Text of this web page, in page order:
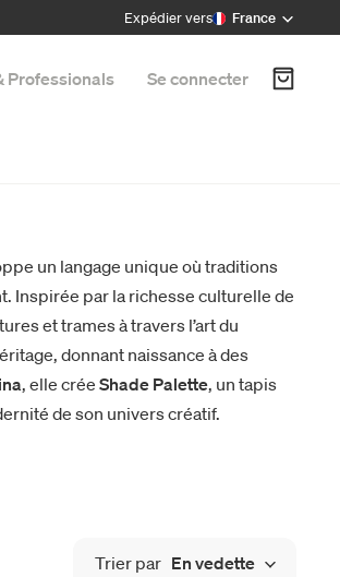
Expédier vers France
Professionals Se connecter
un langage unique où traditions
Inspirée par la richesse culturelle de
et trames à travers l’art du
donnant naissance à des
, elle crée Shade Palette, un tapis
de son univers créatif.
Trier par En vedette